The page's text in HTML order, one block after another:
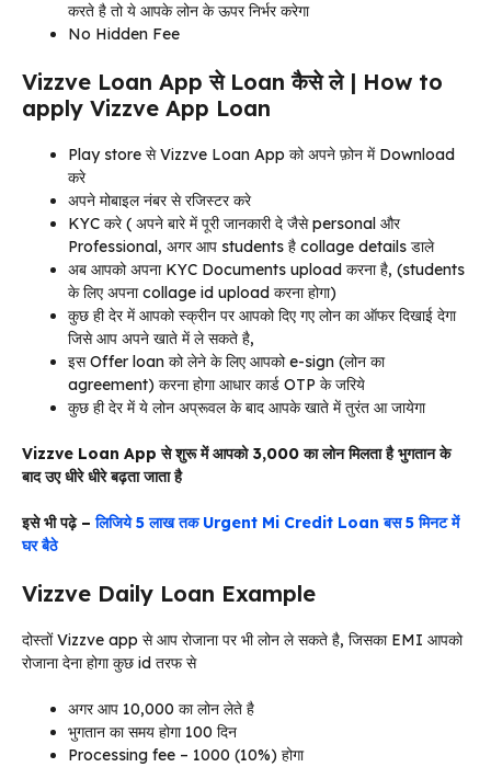
करते है तो ये आपके लोन के ऊपर निर्भर करेगा
No Hidden Fee
Vizzve Loan App से Loan कैसे ले | How to
apply Vizzve App Loan
Play store से Vizzve Loan App को अपने फ़ोन में Download
करे
अपने मोबाइल नंबर से रजिस्टर करे
KYC करे ( अपने बारे में पूरी जानकारी दे जैसे personal और
Professional, अगर आप students है collage details डाले
अब आपको अपना KYC Documents upload करना है, (students
के लिए अपना collage id upload करना होगा)
कुछ ही देर में आपको स्क्रीन पर आपको दिए गए लोन का ऑफर दिखाई देगा
जिसे आप अपने खाते में ले सकते है,
इस Offer loan को लेने के लिए आपको e-sign (लोन का
agreement) करना होगा आधार कार्ड OTP के जरिये
कुछ ही देर में ये लोन अप्रूवल के बाद आपके खाते में तुरंत आ जायेगा
Vizzve Loan App से शुरू में आपको 3,000 का लोन मिलता है भुगतान के
बाद उए धीरे धीरे बढ़ता जाता है
इसे भी पढ़े –लिजिये 5 लाख तक Urgent Mi Credit Loan बस 5 मिनट में
घर बैठे
Vizzve Daily Loan Example
दोस्तों Vizzve app से आप रोजाना पर भी लोन ले सकते है, जिसका EMI आपको
रोजाना देना होगा कुछ id तरफ से
अगर आप 10,000 का लोन लेते है
भुगतान का समय होगा 100 दिन
Processing fee – 1000 (10%) होगा